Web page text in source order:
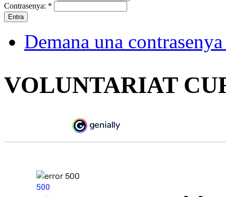
Contrasenya: *
Demana una
VOLUNTARIAT